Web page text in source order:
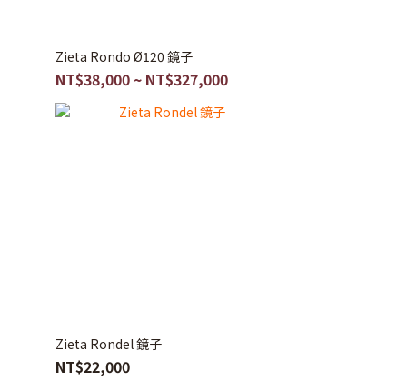
Zieta Rondo Ø120 鏡子
NT$38,000 ~ NT$327,000
Zieta Rondel 鏡子
NT$22,000